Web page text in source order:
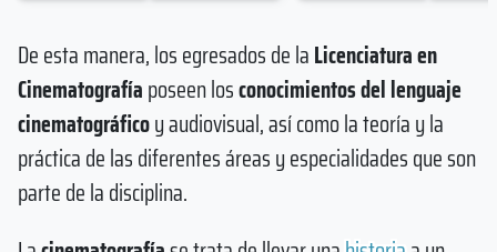
De esta manera, los egresados de laLicenciatura en
Cinematografíaposeen losconocimientos del lenguaje
cinematográficoy audiovisual, así como la teoría y la
práctica de las diferentes áreas y especialidades que son
parte de la disciplina.